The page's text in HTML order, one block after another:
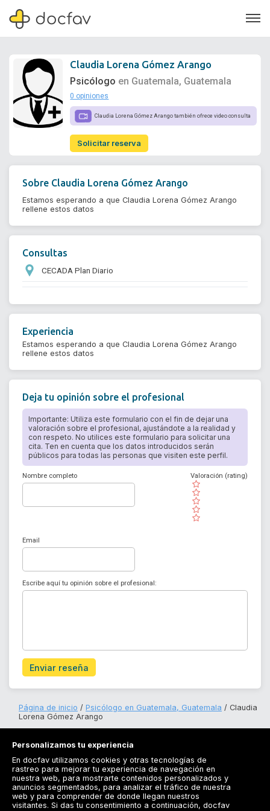
Soporte
Quiénes somos
¿Eres un doctor?
Claudia Lorena Gómez Arango
Psicólogo en Guatemala, Guatemala
0 opiniones
Claudia Lorena Gómez Arango también ofrece video consulta
Solicitar reserva
Sobre Claudia Lorena Gómez Arango
Estamos esperando a que Claudia Lorena Gómez Arango
rellene estos datos
Consultas
CECADA Plan Diario
Experiencia
Estamos esperando a que Claudia Lorena Gómez Arango
rellene estos datos
Deja tu opinión sobre el profesional
Importante: Utiliza este formulario con el fin de dejar una
valoración sobre el profesional, ajustándote a la realidad y
con respeto. No utilices este formulario para solicitar una
cita. Ten en cuenta que los datos introducidos serán
públicos para todas las personas que visiten este perfil.
Nombre completo
( )
( )
( )
( )
( )
Valoración (rating)
Email
Escribe aquí tu opinión sobre el profesional:
Enviar reseña
Página de inicio Psicólogo en Guatemala, Guatemala
Claudia
Lorena Gómez Arango
Registrarse
Personalizamos tu experiencia
En docfav utilizamos cookies y otras tecnologías de
rastreo para mejorar tu experiencia de navegación en
nuestra web, para mostrarte contenidos personalizados y
anuncios segmentados, para analizar el tráfico de nuestra
web y para comprender de donde llegan nuestros
visitantes. Si das tu consentimiento a continuación, docfav